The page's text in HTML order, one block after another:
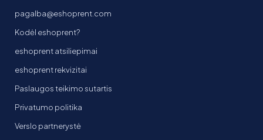
pagalba@eshoprent.com
Kodėl eshoprent?
eshoprent atsiliepimai
eshoprent rekvizitai
Paslaugos teikimo sutartis
Privatumo politika
Verslo partnerystė